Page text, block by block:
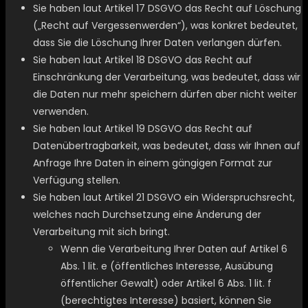
Sie haben laut Artikel 17 DSGVO das Recht auf Löschung
(„Recht auf Vergessenwerden“), was konkret bedeutet,
dass Sie die Löschung Ihrer Daten verlangen dürfen.
Sie haben laut Artikel 18 DSGVO das Recht auf
Einschränkung der Verarbeitung, was bedeutet, dass wir
die Daten nur mehr speichern dürfen aber nicht weiter
verwenden.
Sie haben laut Artikel 19 DSGVO das Recht auf
Datenübertragbarkeit, was bedeutet, dass wir Ihnen auf
Anfrage Ihre Daten in einem gängigen Format zur
Verfügung stellen.
Sie haben laut Artikel 21 DSGVO ein Widerspruchsrecht,
welches nach Durchsetzung eine Änderung der
Verarbeitung mit sich bringt.
Wenn die Verarbeitung Ihrer Daten auf Artikel 6
Abs. 1 lit. e (öffentliches Interesse, Ausübung
öffentlicher Gewalt) oder Artikel 6 Abs. 1 lit. f
(berechtigtes Interesse) basiert, können Sie